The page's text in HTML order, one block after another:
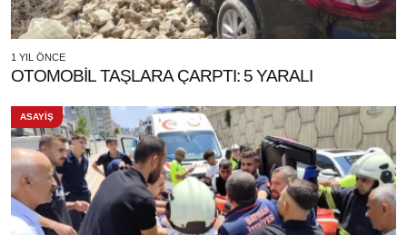
1 YIL ÖNCE
OTOMOBİL TAŞLARA ÇARPTI: 5 YARALI
ASAYİŞ